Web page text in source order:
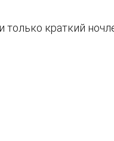
только краткий